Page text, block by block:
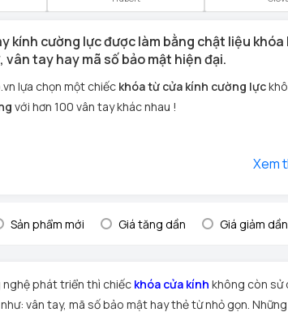
kính cường lực được làm bằng chật liệu
tay hay mã số bảo mật hiện đại.
lựa chọn một chiếc khóa từ cửa kính cường lực
với hơn 100 vân tay khác nhau !
Xem
Sản phẩm mới Giá tăng dần Giá giảm dần
nghệ phát triển thì chiếc khóa cửa kính không còn sử
vân tay, mã số bảo mật hay thẻ từ nhỏ gọn.